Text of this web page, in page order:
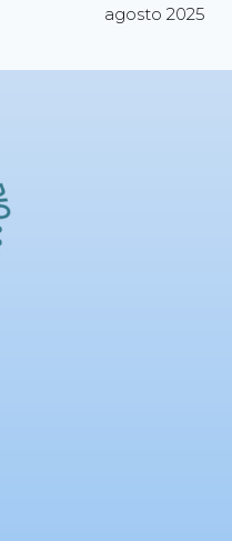
agosto 2025